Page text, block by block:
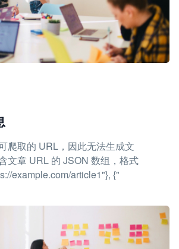
爬取的 URL，因此无法生成文
文章 URL 的 JSON 数组，格式
example.com/article1"}, {"